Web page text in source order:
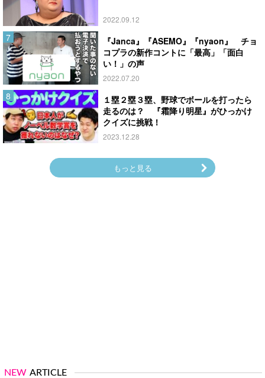
2022.09.12
『Janca』『ASEMO』『nyaon』 チョ
コプラの新作コントに「最高」「面白
い！」の声
2022.07.20
１塁２塁３塁、野球でボールを打ったら
走るのは？ 『霜降り明星』がひっかけ
クイズに挑戦！
2023.12.28
もっと見る
NEW ARTICLE